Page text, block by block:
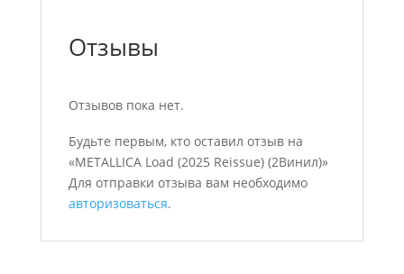
Отзывы
Отзывов пока нет.
Будьте первым, кто оставил отзыв на
«METALLICA Load (2025 Reissue) (2Винил)»
Для отправки отзыва вам необходимо
авторизоваться.